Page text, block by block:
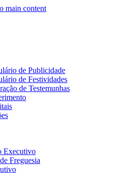
main content
de Publicidade
de Festividades
de Testemunhas
Executivo
Freguesia